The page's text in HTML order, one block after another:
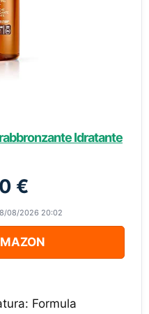
Idratante
€
08/2026 20:02
Formula